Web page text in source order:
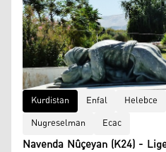
Kurdistan Enfal Helebce
Nugreselman
Ecac
Navenda Nûçeyan (K24) -